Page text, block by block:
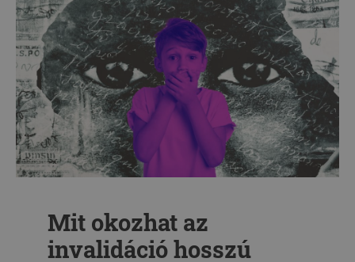
Mit okozhat az
invalidáció hosszú